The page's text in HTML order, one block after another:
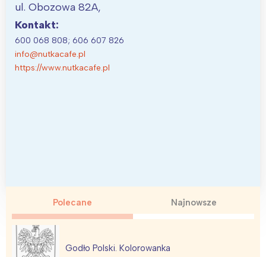
ul. Obozowa 82A,
Kontakt:
600 068 808; 606 607 826
info@nutkacafe.pl
https://www.nutkacafe.pl
Polecane Najnowsze
Godło Polski. Kolorowanka